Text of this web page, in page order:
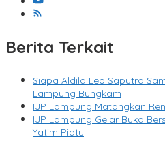
Berita Terkait
Siapa Aldila Leo Saputra
Lampung Bungkam
IJP Lampung Matangkan
IJP Lampung Gelar Buka
Yatim Piatu